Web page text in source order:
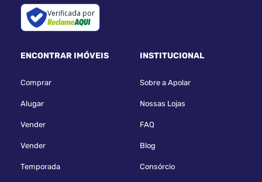
Verificada por
ENCONTRAR IMÓVEIS
Comprar
Alugar
Vender
Vender
Temporada
INSTITUCIONAL
Sobre a Apolar
Nossas Lojas
FAQ
Blog
Consórcio